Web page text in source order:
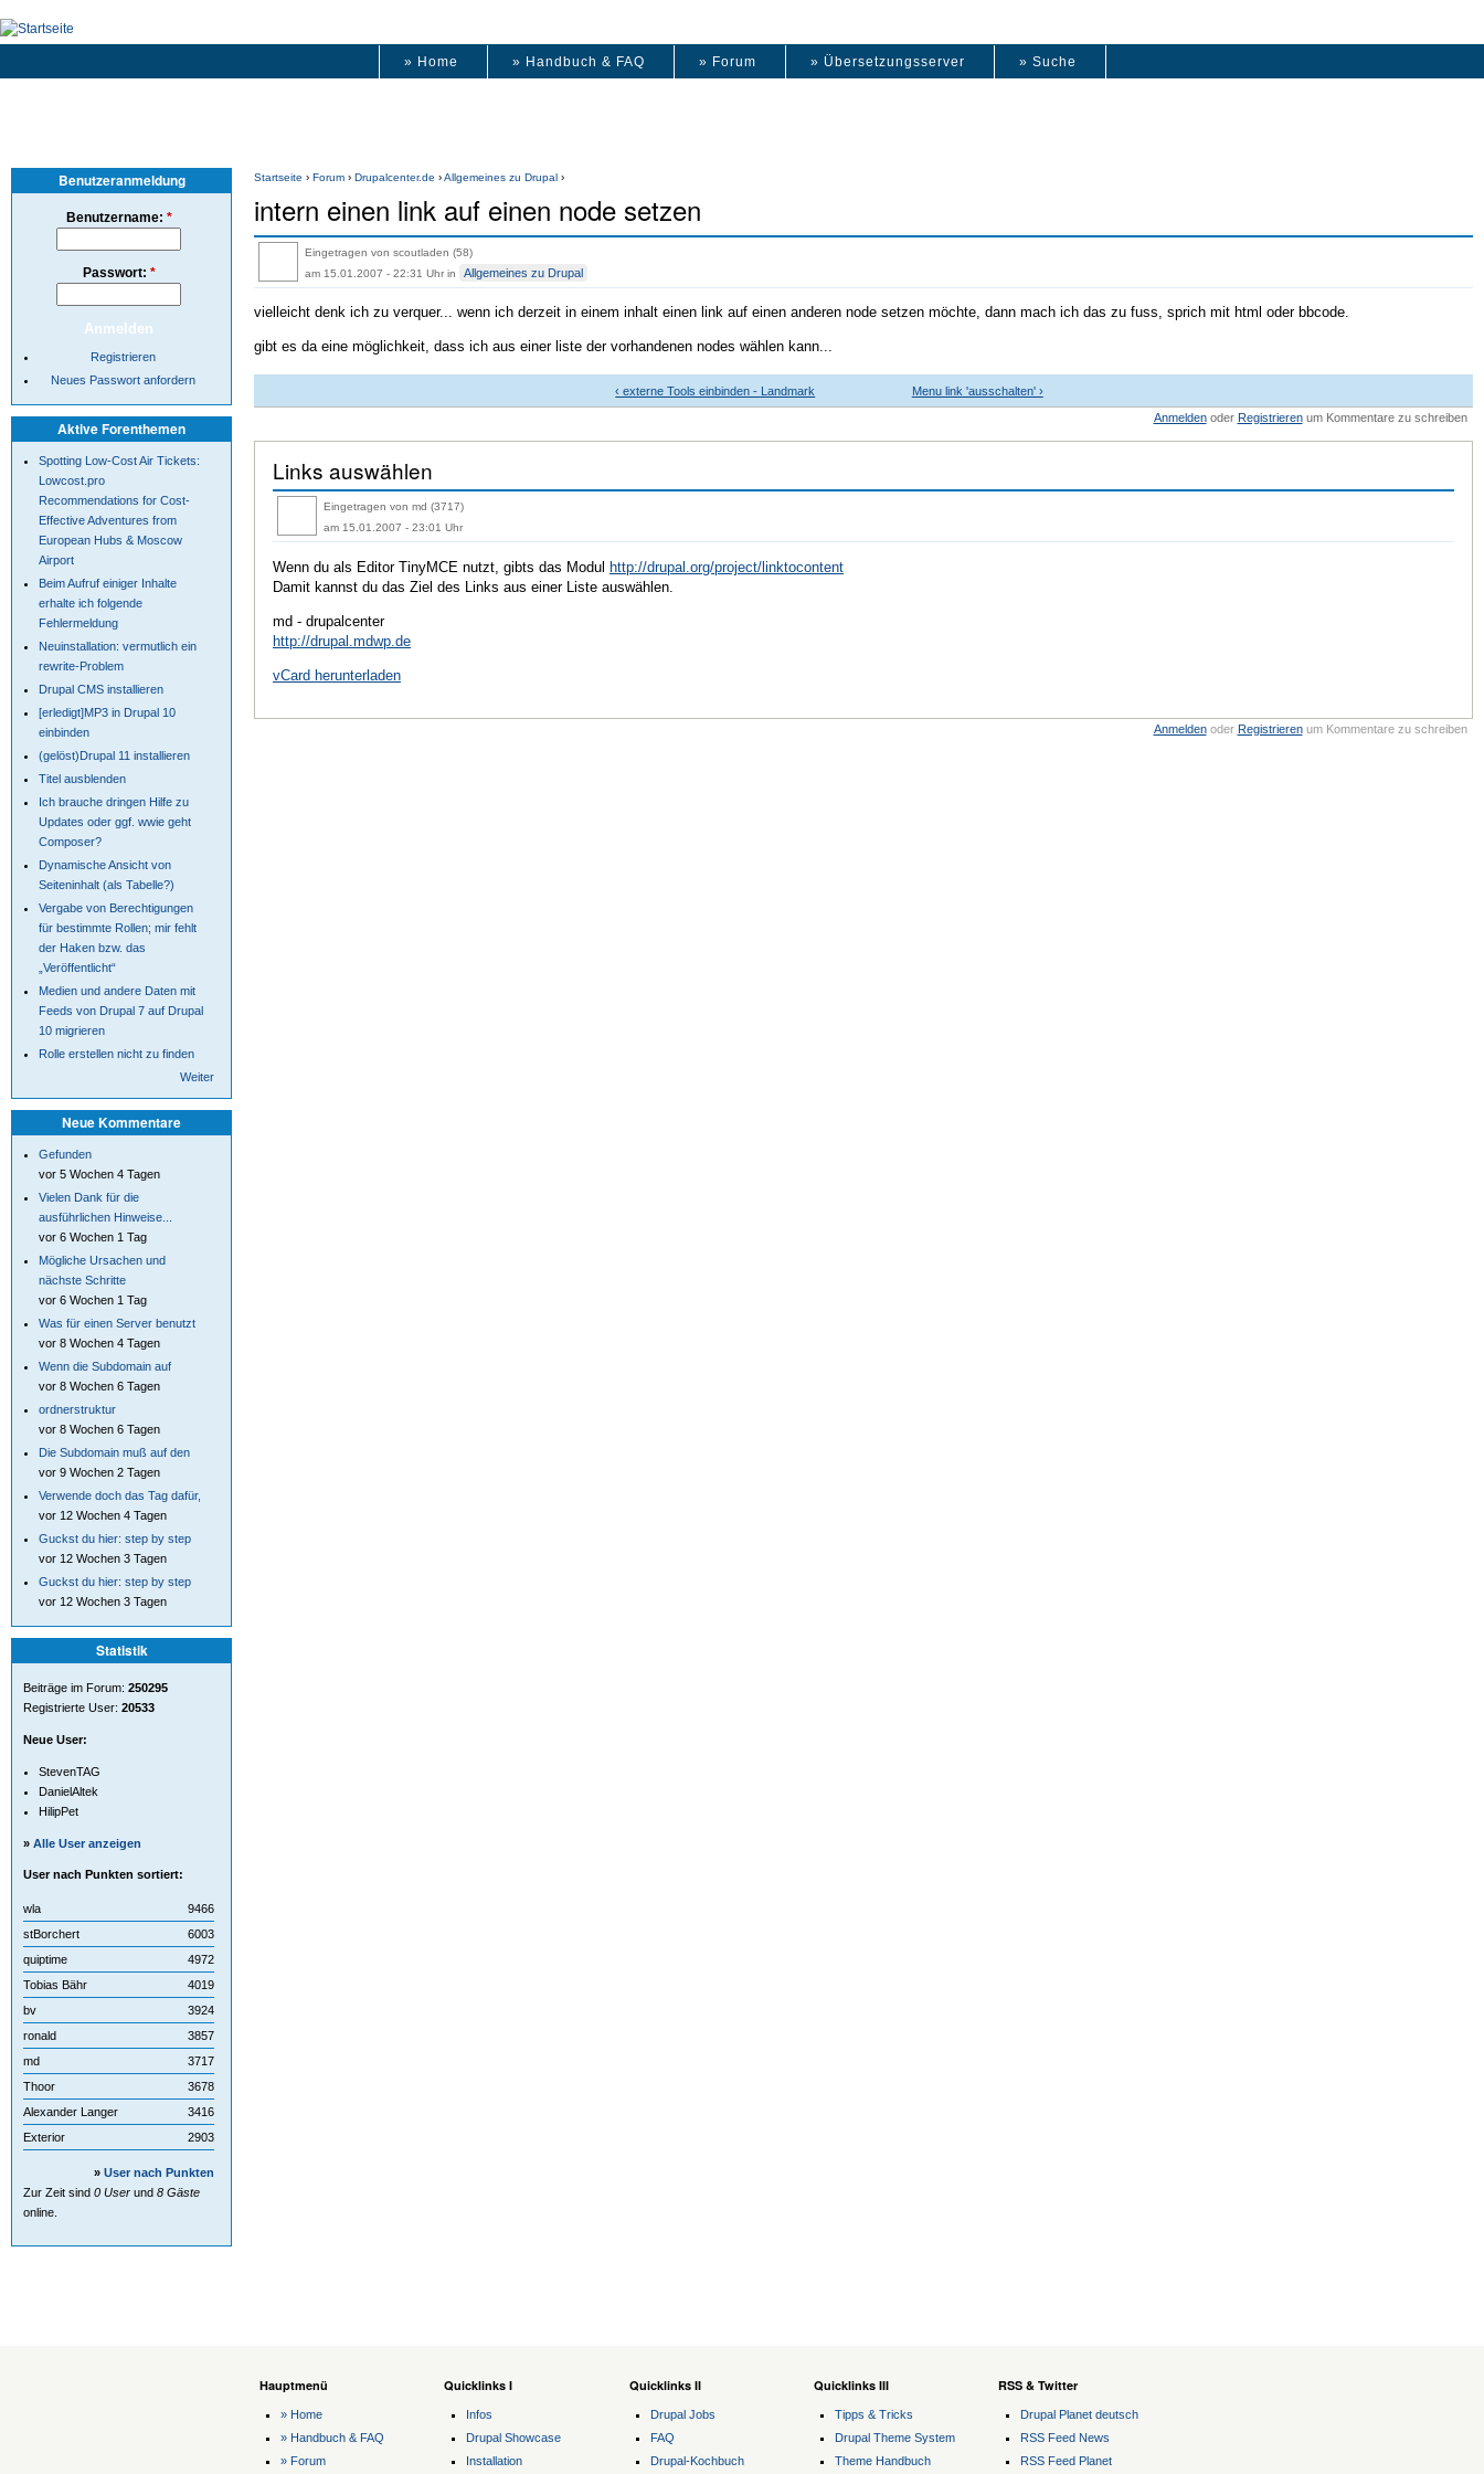
» Home » Handbuch & FAQ » Forum » Übersetzungsserver » Suche
Startseite › Forum › Drupalcenter.de ›Allgemeines zu Drupal ›
intern einen link auf einen node setzen
Eingetragen von scoutladen (58)
am 15.01.2007 - 22:31 Uhr in Allgemeines zu Drupal
vielleicht denk ich zu verquer... wenn ich derzeit in einem inhalt einen link auf einen anderen node setzen möchte, dann mach ich das zu fuss, sprich mit html oder bbcode.
gibt es da eine möglichkeit, dass ich aus einer liste der vorhandenen nodes wählen kann...
‹ externe Tools einbinden - Landmark Menu link 'ausschalten' ›
Anmeldenoder Registrierenum Kommentare zu schreiben
Links auswählen
Eingetragen von md (3717)
am 15.01.2007 - 23:01 Uhr
Wenn du als Editor TinyMCE nutzt, gibts das Modul http://drupal.org/project/linktocontent
Damit kannst du das Ziel des Links aus einer Liste auswählen.
md - drupalcenter
http://drupal.mdwp.de
vCard herunterladen
Anmeldenoder Registrierenum Kommentare zu schreiben
Benutzeranmeldung
Benutzername: *
Passwort: *
Registrieren
Neues Passwort anfordern
Aktive Forenthemen
Spotting Low-Cost Air Tickets:
Lowcost.pro
Recommendations for Cost-
Effective Adventures from
European Hubs & Moscow
Airport
Beim Aufruf einiger Inhalte
erhalte ich folgende
Fehlermeldung
Neuinstallation: vermutlich ein
rewrite-Problem
Drupal CMS installieren
[erledigt]MP3 in Drupal 10
einbinden
(gelöst)Drupal 11 installieren
Titel ausblenden
Ich brauche dringen Hilfe zu
Updates oder ggf. wwie geht
Composer?
Dynamische Ansicht von
Seiteninhalt (als Tabelle?)
Vergabe von Berechtigungen
für bestimmte Rollen; mir fehlt
der Haken bzw. das
„Veröffentlicht“
Medien und andere Daten mit
Feeds von Drupal 7 auf Drupal
10 migrieren
Rolle erstellen nicht zu finden
Weiter
Neue Kommentare
Gefunden
vor 5 Wochen 4 Tagen
Vielen Dank für die
ausführlichen Hinweise...
vor 6 Wochen 1 Tag
Mögliche Ursachen und
nächste Schritte
vor 6 Wochen 1 Tag
Was für einen Server benutzt
vor 8 Wochen 4 Tagen
Wenn die Subdomain auf
vor 8 Wochen 6 Tagen
ordnerstruktur
vor 8 Wochen 6 Tagen
Die Subdomain muß auf den
vor 9 Wochen 2 Tagen
Verwende doch das Tag dafür,
vor 12 Wochen 4 Tagen
Guckst du hier: step by step
vor 12 Wochen 3 Tagen
Guckst du hier: step by step
vor 12 Wochen 3 Tagen
Statistik
Beiträge im Forum: 250295
Registrierte User: 20533
Neue User:
StevenTAG
DanielAltek
HilipPet
» Alle User anzeigen
User nach Punkten sortiert:
wla
9466
stBorchert
6003
quiptime
4972
Tobias Bähr
4019
bv
3924
ronald
3857
md
3717
Thoor
3678
Alexander Langer
3416
Exterior
2903
» User nach Punkten
Zur Zeit sind 0 User und 8 Gäste
online.
Hauptmenü
» Home
» Handbuch & FAQ
» Forum
Quicklinks I
Infos
Drupal Showcase
Installation
Quicklinks II
Drupal Jobs
FAQ
Drupal-Kochbuch
Quicklinks III
Tipps & Tricks
Drupal Theme System
Theme Handbuch
RSS & Twitter
Drupal Planet deutsch
RSS Feed News
RSS Feed Planet